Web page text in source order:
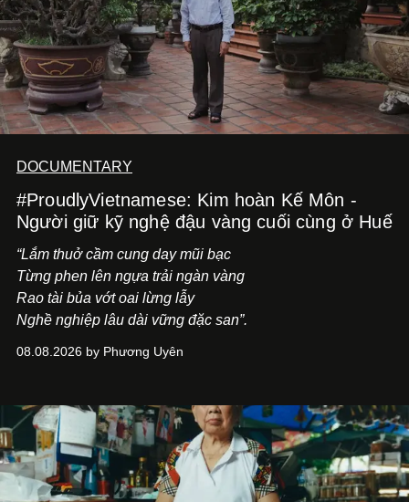
DOCUMENTARY
#ProudlyVietnamese: Kim hoàn Kế Môn -
Người giữ kỹ nghệ đậu vàng cuối cùng ở Huế
“Lắm thuở cầm cung day mũi bạc
Từng phen lên ngựa trải ngàn vàng
Rao tài bủa vớt oai lừng lẫy
Nghề nghiệp lâu dài vững đặc san”.
08.08.2026 by Phương Uyên